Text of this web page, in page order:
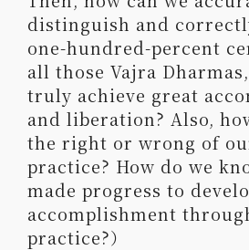
distinguish and
one-hundred-percent
all those Vajra
truly achieve great
and liberation? Also,
the right or wrong of
practice? How do we
made progress to
accomplishment
practice?）